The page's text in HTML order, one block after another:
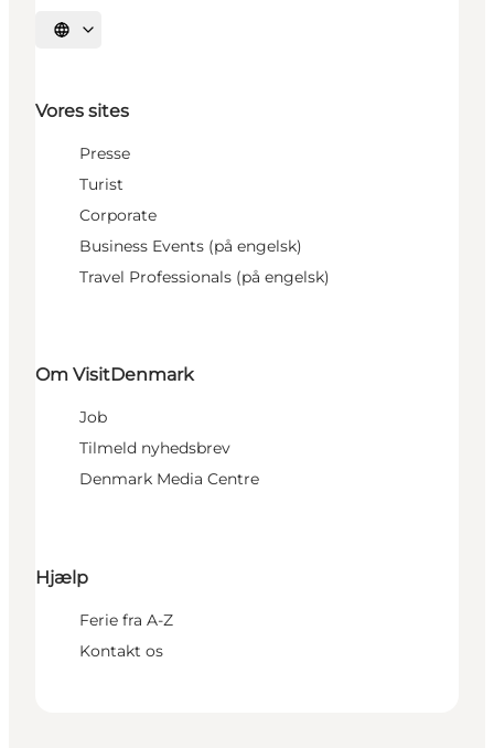
Vælg sprog
Vores sites
Presse
Turist
Corporate
Business Events (på engelsk)
Travel Professionals (på engelsk)
Om VisitDenmark
Job
Tilmeld nyhedsbrev
Denmark Media Centre
Hjælp
Ferie fra A-Z
Kontakt os